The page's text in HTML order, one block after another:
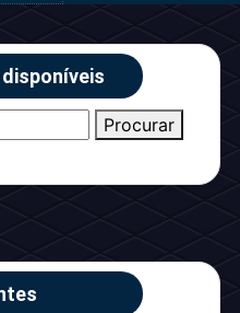
Procurar